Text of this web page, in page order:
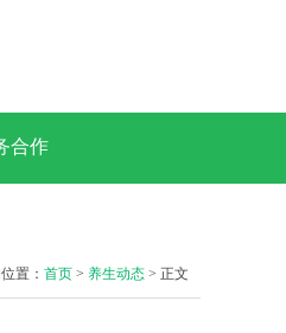
合作
置： 首页 > 养生动态 > 正文